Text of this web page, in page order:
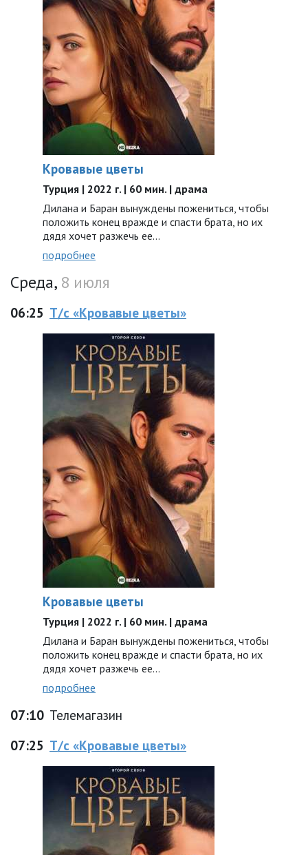
Кровавые цветы
Турция | 2022 г. | 60 мин. | драма
Дилана и Баран вынуждены пожениться, чтобы
положить конец вражде и спасти брата, но их
дядя хочет разжечь ее…
подробнее
Среда, 8 июля
06:25 Т/с «Кровавые цветы»
Кровавые цветы
Турция | 2022 г. | 60 мин. | драма
Дилана и Баран вынуждены пожениться, чтобы
положить конец вражде и спасти брата, но их
дядя хочет разжечь ее…
подробнее
07:10 Телемагазин
07:25 Т/с «Кровавые цветы»